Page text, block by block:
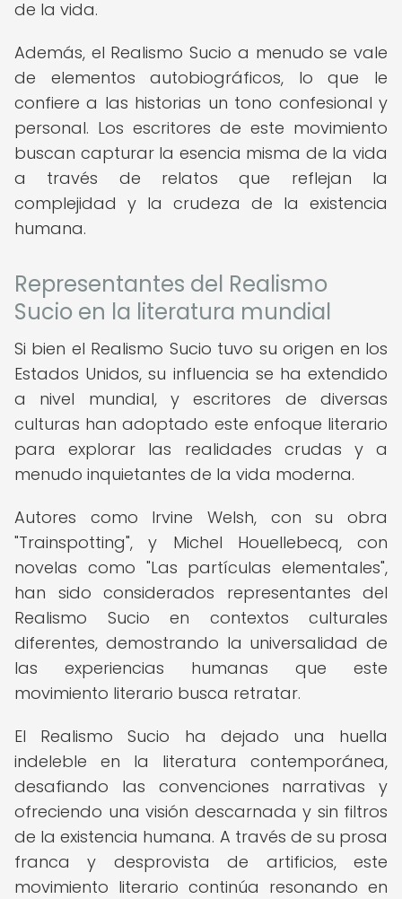
de la vida.
Además, el Realismo Sucio a menudo se vale
de elementos autobiográficos, lo que le
confiere a las historias un tono confesional y
personal. Los escritores de este movimiento
buscan capturar la esencia misma de la vida
a través de relatos que reflejan la
complejidad y la crudeza de la existencia
humana.
Representantes del Realismo
Sucio en la literatura mundial
Si bien el Realismo Sucio tuvo su origen en los
Estados Unidos, su influencia se ha extendido
a nivel mundial, y escritores de diversas
culturas han adoptado este enfoque literario
para explorar las realidades crudas y a
menudo inquietantes de la vida moderna.
Autores como Irvine Welsh, con su obra
"Trainspotting", y Michel Houellebecq, con
novelas como "Las partículas elementales",
han sido considerados representantes del
Realismo Sucio en contextos culturales
diferentes, demostrando la universalidad de
las experiencias humanas que este
movimiento literario busca retratar.
El Realismo Sucio ha dejado una huella
indeleble en la literatura contemporánea,
desafiando las convenciones narrativas y
ofreciendo una visión descarnada y sin filtros
de la existencia humana. A través de su prosa
franca y desprovista de artificios, este
movimiento literario continúa resonando en